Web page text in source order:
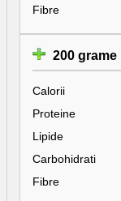
Fibre
200 grame
Calorii
Proteine
Lipide
Carbohidrati
Fibre